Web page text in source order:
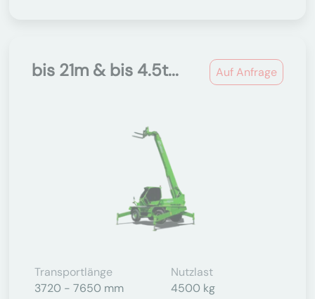
Auf Anfrage
bis 21m & bis 4.5t...
Transportlänge
3720 - 7650 mm
Nutzlast
4500 kg